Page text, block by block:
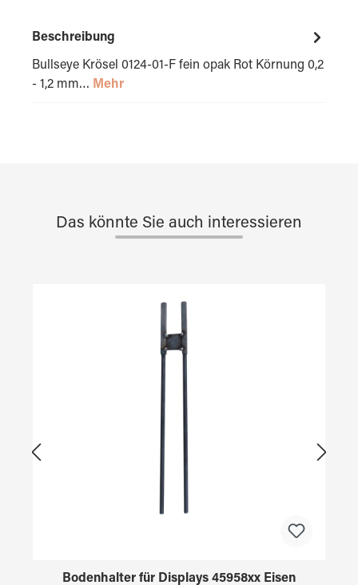
Beschreibung
Bullseye Krösel 0124-01-F fein opak Rot Körnung 0,2
- 1,2 mm… Mehr
Das könnte Sie auch interessieren
Bodenhalter für Displays 45958xx Eisen